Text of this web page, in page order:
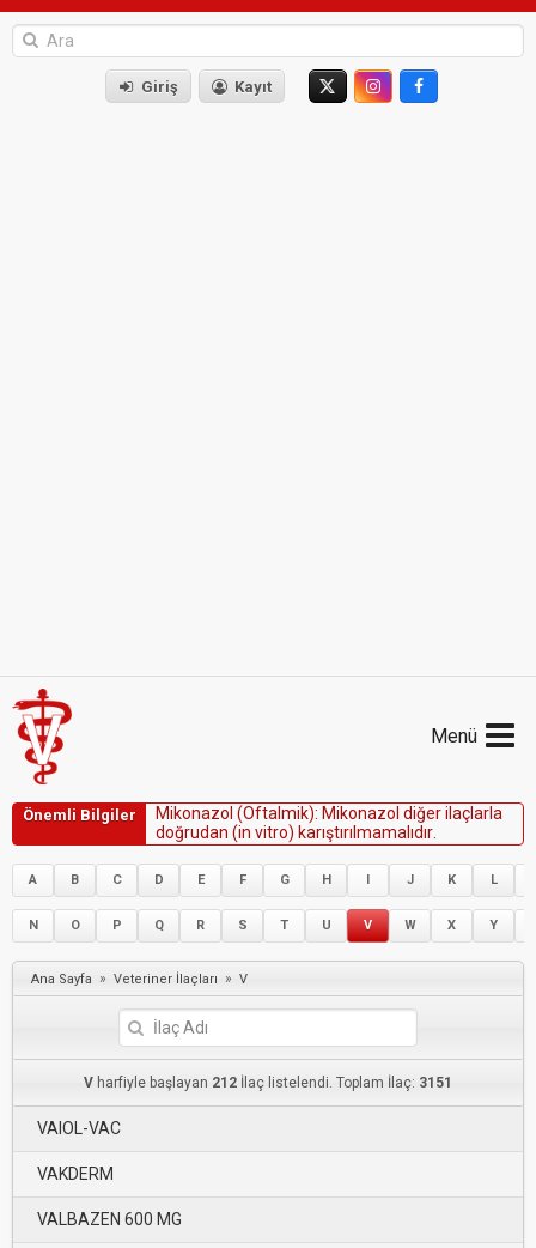
Giriş Kayıt
Menü
Önemli Bilgiler Mikonazo (Ofta mik): Mikonazo diğeri açara
doğrudan (in vitro) karıştırı mama ıdır
A B C D E F G H I J K L
N O P Q R S T U V W X Y
Ana Sayfa » Veteriner İlaçları » V
V harfiyle başlayan 212 İlaç listelendi. Toplam İlaç: 3151
VAIOL-VAC
VAKDERM
VALBAZEN 600 MG